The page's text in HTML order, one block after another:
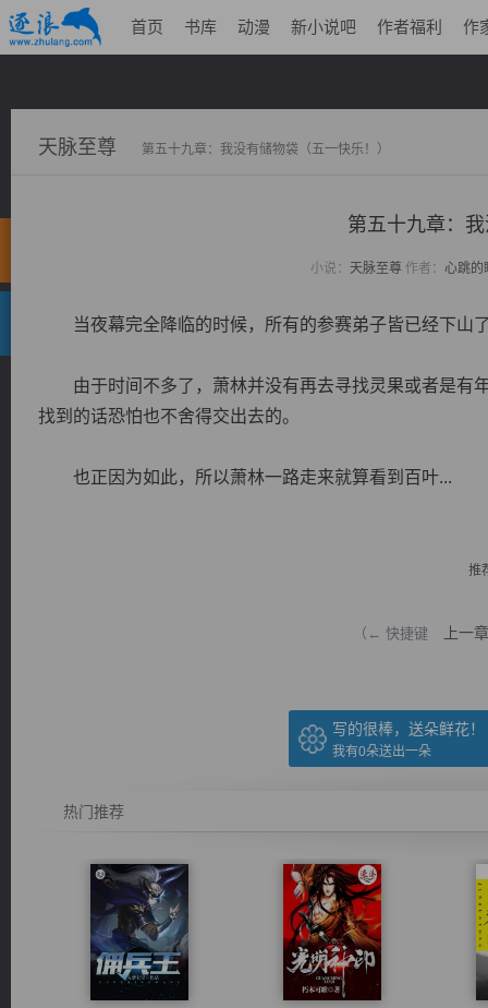
首页 书库 动漫 新小说吧 作者福利 作
天脉至尊 第五十九章：我没有储物袋（五一快乐！）
第五十九章：
小说： 天脉至尊作者： 心跳的
当夜幕完全降临的时候，所有的参赛弟子皆已经下山
由于时间不多了，萧林并没有再去寻找灵果或者是有
找到的话恐怕也不舍得交出去的。
也正因为如此，所以萧林一路走来就算看到百叶...
推
（← 快捷键 上一章
写的很棒，送朵鲜花！
我有0朵送出一朵
热门推荐